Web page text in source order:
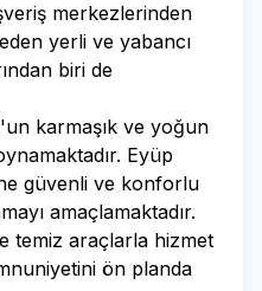
merkezlerinden
yerli ve yabancı
biri de
karmaşık ve yoğun
Eyüp
güvenli ve konforlu
amaçlamaktadır.
temiz araçlarla hizmet
ön planda